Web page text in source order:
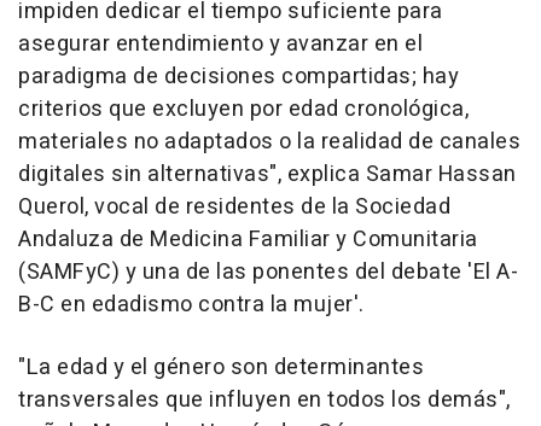
impiden dedicar el tiempo suficiente para
asegurar entendimiento y avanzar en el
paradigma de decisiones compartidas; hay
criterios que excluyen por edad cronológica,
materiales no adaptados o la realidad de canales
digitales sin alternativas", explica Samar Hassan
Querol, vocal de residentes de la Sociedad
Andaluza de Medicina Familiar y Comunitaria
(SAMFyC) y una de las ponentes del debate 'El A-
B-C en edadismo contra la mujer'.
"La edad y el género son determinantes
transversales que influyen en todos los demás",